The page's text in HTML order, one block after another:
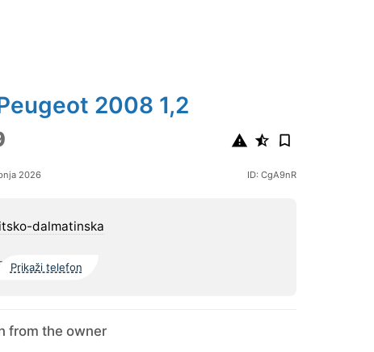
2008 1,2
2026 ID: CgA9nR
dalmatinska
Prikaži telefon
from the owner